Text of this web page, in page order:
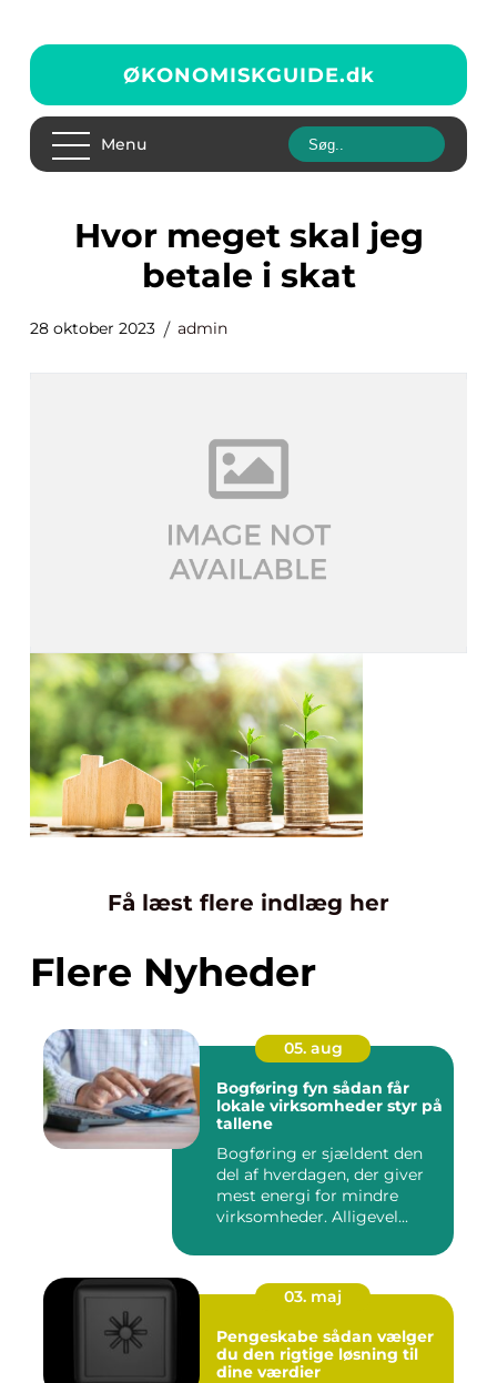
ØKONOMISKGUIDE.dk
Menu
hvor meget skal jeg
betale i skat
28 oktober 2023 admin
Få læst flere indlæg her
Flere Nyheder
05. aug
Bogføring fyn sådan får
lokale virksomheder styr på
tallene
Bogføring er sjældent den
del af hverdagen, der giver
mest energi for mindre
virksomheder. Alligevel...
03. maj
Pengeskabe sådan vælger
du den rigtige løsning til
dine værdier